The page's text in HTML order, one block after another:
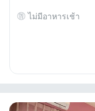
ไม่มีอาหารเช้า